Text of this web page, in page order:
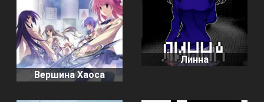
Вершина Хаоса
Линна